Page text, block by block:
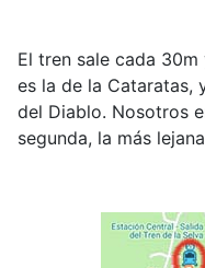
El tren sale cada
es la de la Cataratas,
del Diablo. Nosotros
segunda, la más